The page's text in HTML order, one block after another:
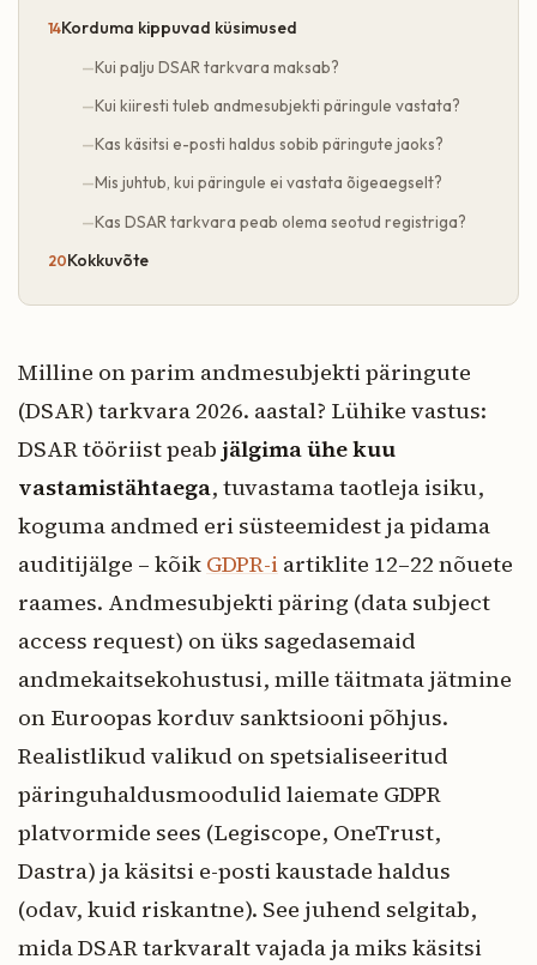
Korduma kippuvad küsimused
Kui palju DSAR tarkvara maksab?
Kui kiiresti tuleb andmesubjekti päringule vastata?
Kas käsitsi e-posti haldus sobib päringute jaoks?
Mis juhtub, kui päringule ei vastata õigeaegselt?
Kas DSAR tarkvara peab olema seotud registriga?
Kokkuvõte
Milline on parim andmesubjekti päringute
(DSAR) tarkvara 2026. aastal? Lühike vastus:
DSAR tööriist peab jälgima ühe kuu
vastamistähtaega, tuvastama taotleja isiku,
koguma andmed eri süsteemidest ja pidama
auditijälge – kõik GDPR-i artiklite 12–22 nõuete
raames. Andmesubjekti päring (data subject
access request) on üks sagedasemaid
andmekaitsekohustusi, mille täitmata jätmine
on Euroopas korduv sanktsiooni põhjus.
Realistlikud valikud on spetsialiseeritud
päringuhaldusmoodulid laiemate GDPR
platvormide sees (Legiscope, OneTrust,
Dastra) ja käsitsi e-posti kaustade haldus
(odav, kuid riskantne). See juhend selgitab,
mida DSAR tarkvaralt vajada ja miks käsitsi